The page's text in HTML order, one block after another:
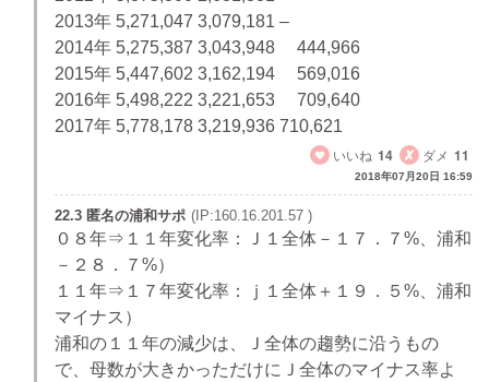
2013年 5,271,047 3,079,181 –
2014年 5,275,387 3,043,948 444,966
2015年 5,447,602 3,162,194 569,016
2016年 5,498,222 3,221,653 709,640
2017年 5,778,178 3,219,936 710,621
いいね 14 ダメ 11
2018年07月20日 16:59
22.3 匿名の浦和サポ (IP:160.16.201.57 )
０８年⇒１１年変化率：Ｊ１全体－１７．７%、浦和
－２８．７%）
１１年⇒１７年変化率：ｊ１全体＋１９．５%、浦和
マイナス）
浦和の１１年の減少は、Ｊ全体の趨勢に沿うもの
で、母数が大きかっただけにＪ全体のマイナス率よ